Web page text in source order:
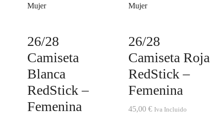
Mujer
26/28
Camiseta
Blanca
RedStick –
Femenina
Mujer
26/28
Camiseta Roja
RedStick –
Femenina
45,00 € Iva Incluido